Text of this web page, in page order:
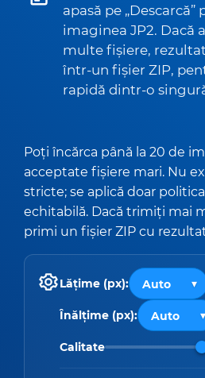
apasă pe „Descarcă”
imaginea JP2. Dacă
multe fișiere,
într-un fișier ZIP,
rapidă dintr-o
Poți încărca până la 20 de
acceptate fișiere mari. Nu
stricte; se aplică doar
echitabilă. Dacă trimiți mai
primi un fișier ZIP cu
Lățime (px):
Înălțime (px):
Calitate